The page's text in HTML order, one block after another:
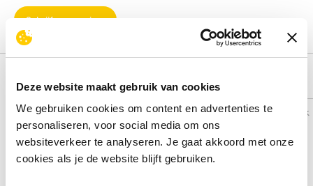
Deze website maakt gebruik van cookies
We gebruiken cookies om content en advertenties te
personaliseren, voor social media om ons
websiteverkeer te analyseren. Je gaat akkoord met onze
cookies als je de website blijft gebruiken.
Schrijf een review
Alternatieven
Vergelijk Vergelijk